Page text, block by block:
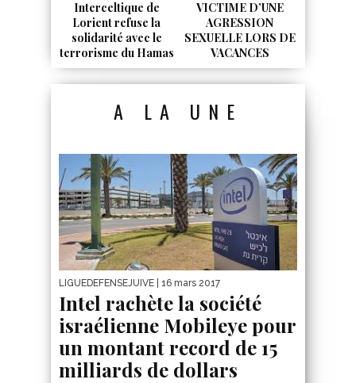
Interceltique de
Lorient refuse la
solidarité avec le
terrorisme du Hamas
VICTIME D’UNE
AGRESSION
SEXUELLE LORS DE
VACANCES
A LA UNE
LIGUEDEFENSEJUIVE | 16 mars 2017
Intel rachète la société
israélienne Mobileye pour
un montant record de 15
milliards de dollars